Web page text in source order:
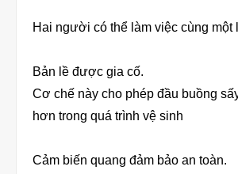
Hai người có thể làm việc cùng một
Bản lề được gia cố.
Cơ chế này cho phép đầu buồng
hơn trong quá trình vệ sinh
Cảm biến quang đảm bảo an toàn.